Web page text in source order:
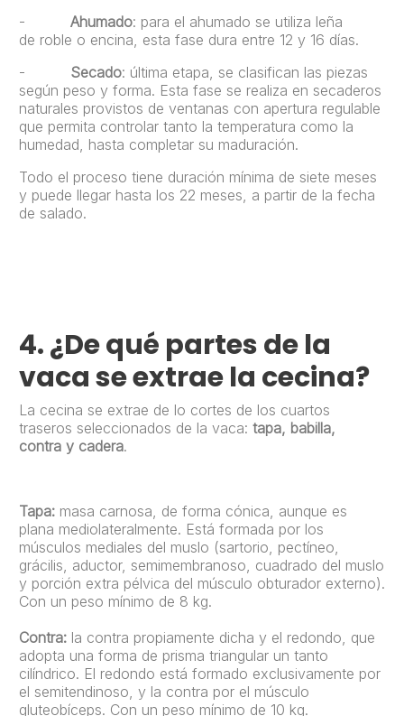
- Ahumado: para el ahumado se utiliza leña
de roble o encina, esta fase dura entre 12 y 16 días.
- Secado: última etapa, se clasifican las piezas
según peso y forma. Esta fase se realiza en secaderos
naturales provistos de ventanas con apertura regulable
que permita controlar tanto la temperatura como la
humedad, hasta completar su maduración.
Todo el proceso tiene duración mínima de siete meses
y puede llegar hasta los 22 meses, a partir de la fecha
de salado.
4.¿De qué partes de la
vaca se extrae la cecina?
La cecina se extrae de lo cortes de los cuartos
traseros seleccionados de la vaca: tapa, babilla,
contra y cadera.
Tapa: masa carnosa, de forma cónica, aunque es
plana mediolateralmente. Está formada por los
músculos mediales del muslo (sartorio, pectíneo,
grácilis, aductor, semimembranoso, cuadrado del muslo
y porción extra pélvica del músculo obturador externo).
Con un peso mínimo de 8 kg.
Contra: la contra propiamente dicha y el redondo, que
adopta una forma de prisma triangular un tanto
cilíndrico. El redondo está formado exclusivamente por
el semitendinoso, y la contra por el músculo
gluteobíceps. Con un peso mínimo de 10 kg.